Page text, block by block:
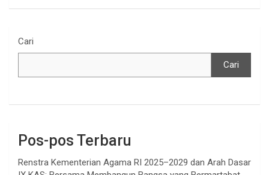
Cari
Cari
Pos-pos Terbaru
Renstra Kementerian Agama RI 2025–2029 dan Arah Dasar